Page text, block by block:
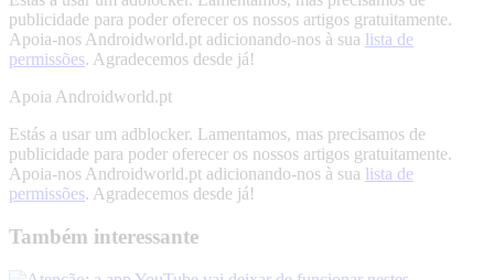
publicidade para poder oferecer os nossos artigos gratuitamente.
Apoia-nos Androidworld.pt adicionando-nos à sua lista de
permissões. Agradecemos desde já!
Apoia Androidworld.pt
Estás a usar um adblocker. Lamentamos, mas precisamos de
publicidade para poder oferecer os nossos artigos gratuitamente.
Apoia-nos Androidworld.pt adicionando-nos à sua lista de
permissões. Agradecemos desde já!
Também interessante